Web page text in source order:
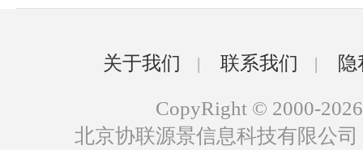
关于我们 | 联系我们 |
CopyRight © 2000-2026
北京协联源景信息科技有限公